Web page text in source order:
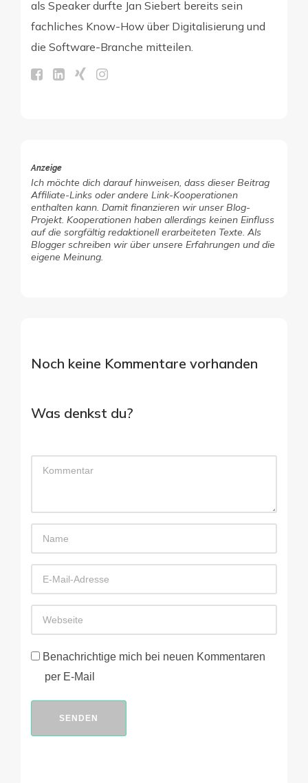
als Speaker durfte Jan Siebert bereits sein
fachliches Know-How über Digitalisierung und
die Software-Branche mitteilen.
Anzeige
Ich möchte dich darauf hinweisen, dass dieser Beitrag
Affiliate-Links oder andere Link-Kooperationen
enthalten kann. Damit finanzieren wir unser Blog-
Projekt. Kooperationen haben allerdings keinen Einfluss
auf die sorgfältig redaktionell erarbeiteten Texte. Als
Blogger schreiben wir über unsere Erfahrungen und die
eigene Meinung.
Noch keine Kommentare vorhanden
Was denkst du?
Benachrichtige mich bei neuen Kommentaren
per E-Mail
SENDEN